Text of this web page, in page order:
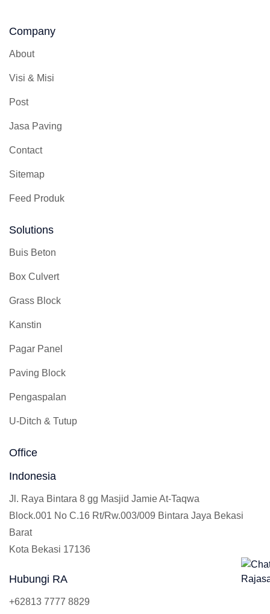
Company
About
Visi & Misi
Post
Jasa Paving
Contact
Sitemap
Feed Produk
Solutions
Buis Beton
Box Culvert
Grass Block
Kanstin
Pagar Panel
Paving Block
Pengaspalan
U-Ditch & Tutup
Office
Indonesia
Jl. Raya Bintara 8 gg Masjid Jamie At-Taqwa
Block.001 No C.16 Rt/Rw.003/009 Bintara Jaya Bekasi
Barat
Kota Bekasi 17136
Hubungi RA
+62813 7777 8829